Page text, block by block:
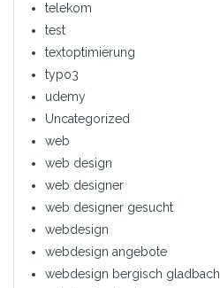
telekom
test
textoptimierung
typo3
udemy
Uncategorized
web
web design
web designer
web designer gesucht
webdesign
webdesign angebote
webdesign bergisch gladbach